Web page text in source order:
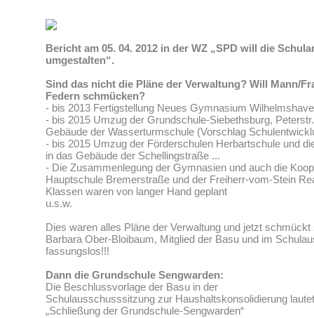
Bericht am 05. 04. 2012 in der WZ „SPD will die
umgestalten“.
Sind das nicht die Pläne der Verwaltung? Will Mann/
Federn schmücken?
- bis 2013 Fertigstellung Neues Gymnasium
- bis 2015 Umzug der Grundschule-Siebethsburg,
Gebäude der Wasserturmschule (Vorschlag
- bis 2015 Umzug der Förderschulen Herbartschule und
in das Gebäude der Schellingstraße ...
- Die Zusammenlegung der Gymnasien und auch die
Hauptschule Bremerstraße und der Freiherr-vom-Stein
Klassen waren von langer Hand geplant
u.s.w.
Dies waren alles Pläne der Verwaltung und jetzt
Barbara Ober-Bloibaum, Mitglied der Basu und im
fassungslos!!!
Dann die Grundschule Sengwarden:
Die Beschlussvorlage der Basu in der
Schulausschusssitzung zur Haushaltskonsolidierung
„Schließung der Grundschule-Sengwarden“